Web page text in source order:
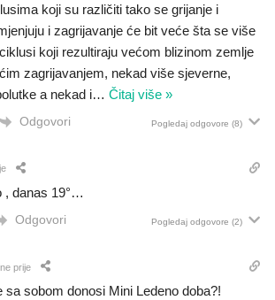
koji su različiti tako se grijanje i
i zagrijavanje će bit veće šta se više
koji rezultiraju većom blizinom zemlje
zagrijavanjem, nekad više sjeverne,
a nekad i… Čitaj više »
Odgovori Pogledaj odgovore (8)
, danas 19°…
Odgovori Pogledaj odgovore (2)
prije
sa sobom donosi Mini Ledeno doba?!